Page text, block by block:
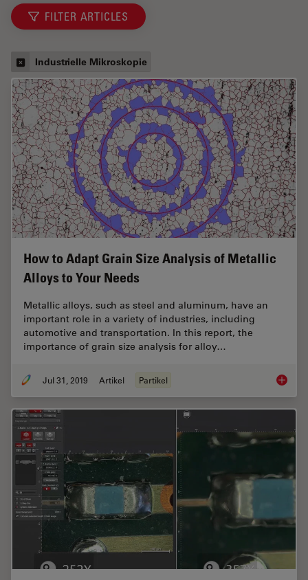
FILTER ARTICLES
Industrielle Mikroskopie
How to Adapt Grain Size Analysis of Metallic
Alloys to Your Needs
Metallic alloys, such as steel and aluminum, have an
important role in a variety of industries, including
automotive and transportation. In this report, the
importance of grain size analysis for alloy…
Jul 31, 2019 Artikel Partikel How to